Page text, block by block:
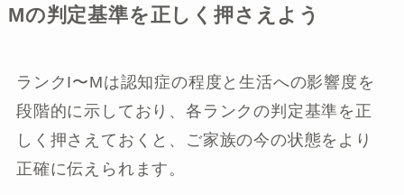
Mの判定基準を正しく押さえよう
ランクI〜Mは認知症の程度と生活への影響度を
段階的に示しており、各ランクの判定基準を正
しく押さえておくと、ご家族の今の状態をより
正確に伝えられます。